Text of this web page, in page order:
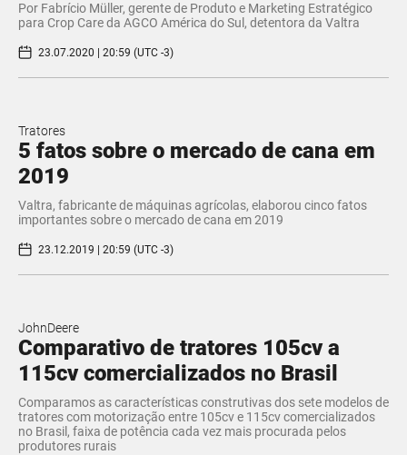
Por Fabrício Müller, gerente de Produto e Marketing Estratégico
para Crop Care da AGCO América do Sul, detentora da Valtra​
23.07.2020 | 20:59 (UTC -3)
Tratores
5 fatos sobre o mercado de cana em
2019
Valtra, fabricante de máquinas agrícolas, elaborou cinco fatos
importantes sobre o mercado de cana em 2019
23.12.2019 | 20:59 (UTC -3)
JohnDeere
Comparativo de tratores 105cv a
115cv comercializados no Brasil
Comparamos as características construtivas dos sete modelos de
tratores com motorização entre 105cv e 115cv comercializados
no Brasil, faixa de potência cada vez mais procurada pelos
produtores rurais